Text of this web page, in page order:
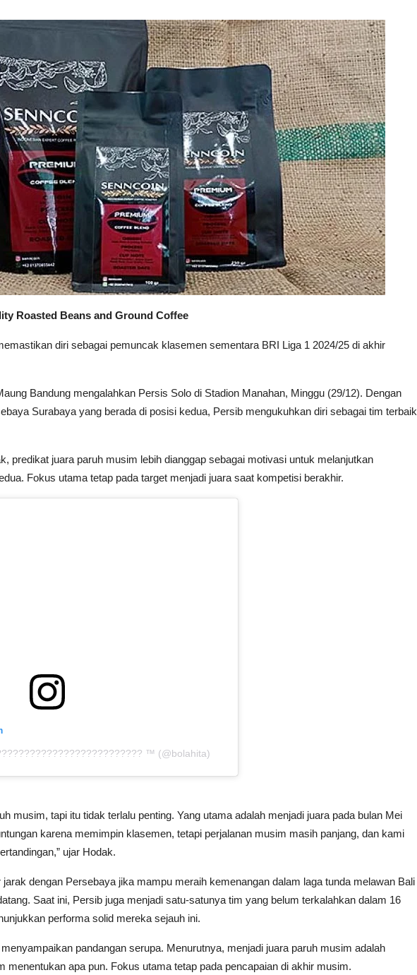
Roasted Beans and Ground Coffee
diri sebagai pemuncak klasemen sementara BRI Liga 1 2024/25 di akhir
Bandung mengalahkan Persis Solo di Stadion Manahan, Minggu (29/12). Dengan
Surabaya yang berada di posisi kedua, Persib mengukuhkan diri sebagai tim terbaik
predikat juara paruh musim lebih dianggap sebagai motivasi untuk melanjutkan
Fokus utama tetap pada target menjadi juara saat kompetisi berakhir.
™ (@bolahita)
musim, tapi itu tidak terlalu penting. Yang utama adalah menjadi juara pada bulan Mei
karena memimpin klasemen, tetapi perjalanan musim masih panjang, dan kami
ujar Hodak.
dengan Persebaya jika mampu meraih kemenangan dalam laga tunda melawan Bali
Saat ini, Persib juga menjadi satu-satunya tim yang belum terkalahkan dalam 16
performa solid mereka sejauh ini.
pandangan serupa. Menurutnya, menjadi juara paruh musim adalah
menentukan apa pun. Fokus utama tetap pada pencapaian di akhir musim.